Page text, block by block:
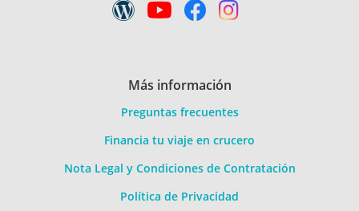
Más información
Preguntas frecuentes
Financia tu viaje en crucero
Nota Legal y Condiciones de Contratación
Política de Privacidad